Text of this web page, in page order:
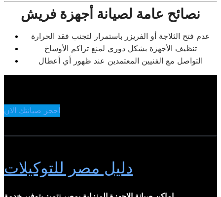
نصائح عامة لصيانة أجهزة فريش
عدم فتح الثلاجة أو الفريزر باستمرار لتجنب فقد الحرارة
تنظيف الأجهزة بشكل دوري لمنع تراكم الأوساخ
التواصل مع الفنيين المعتمدين عند ظهور أي أعطال
احجز صيانتك الان
دليل مصر للتوكيلات